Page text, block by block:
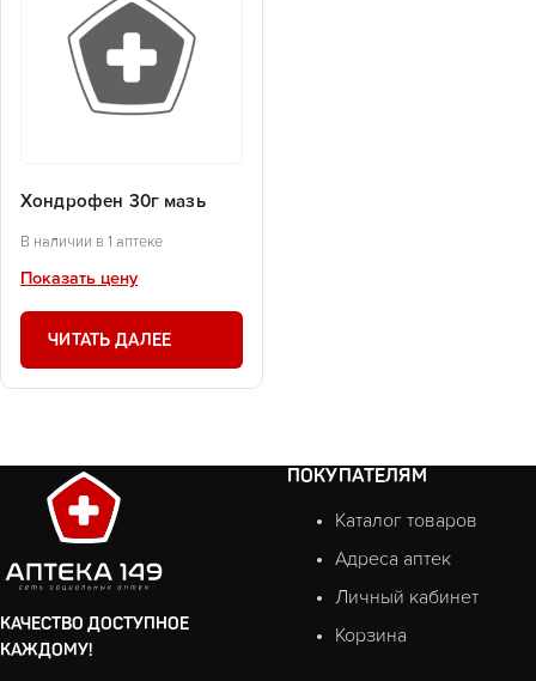
Хондрофен 30г мазь
В наличии в 1 аптеке
Показать цену
ЧИТАТЬ ДАЛЕЕ
КАЧЕСТВО ДОСТУПНОЕ
КАЖДОМУ!
ПОКУПАТЕЛЯМ
Каталог товаров
Адреса аптек
Личный кабинет
Корзина